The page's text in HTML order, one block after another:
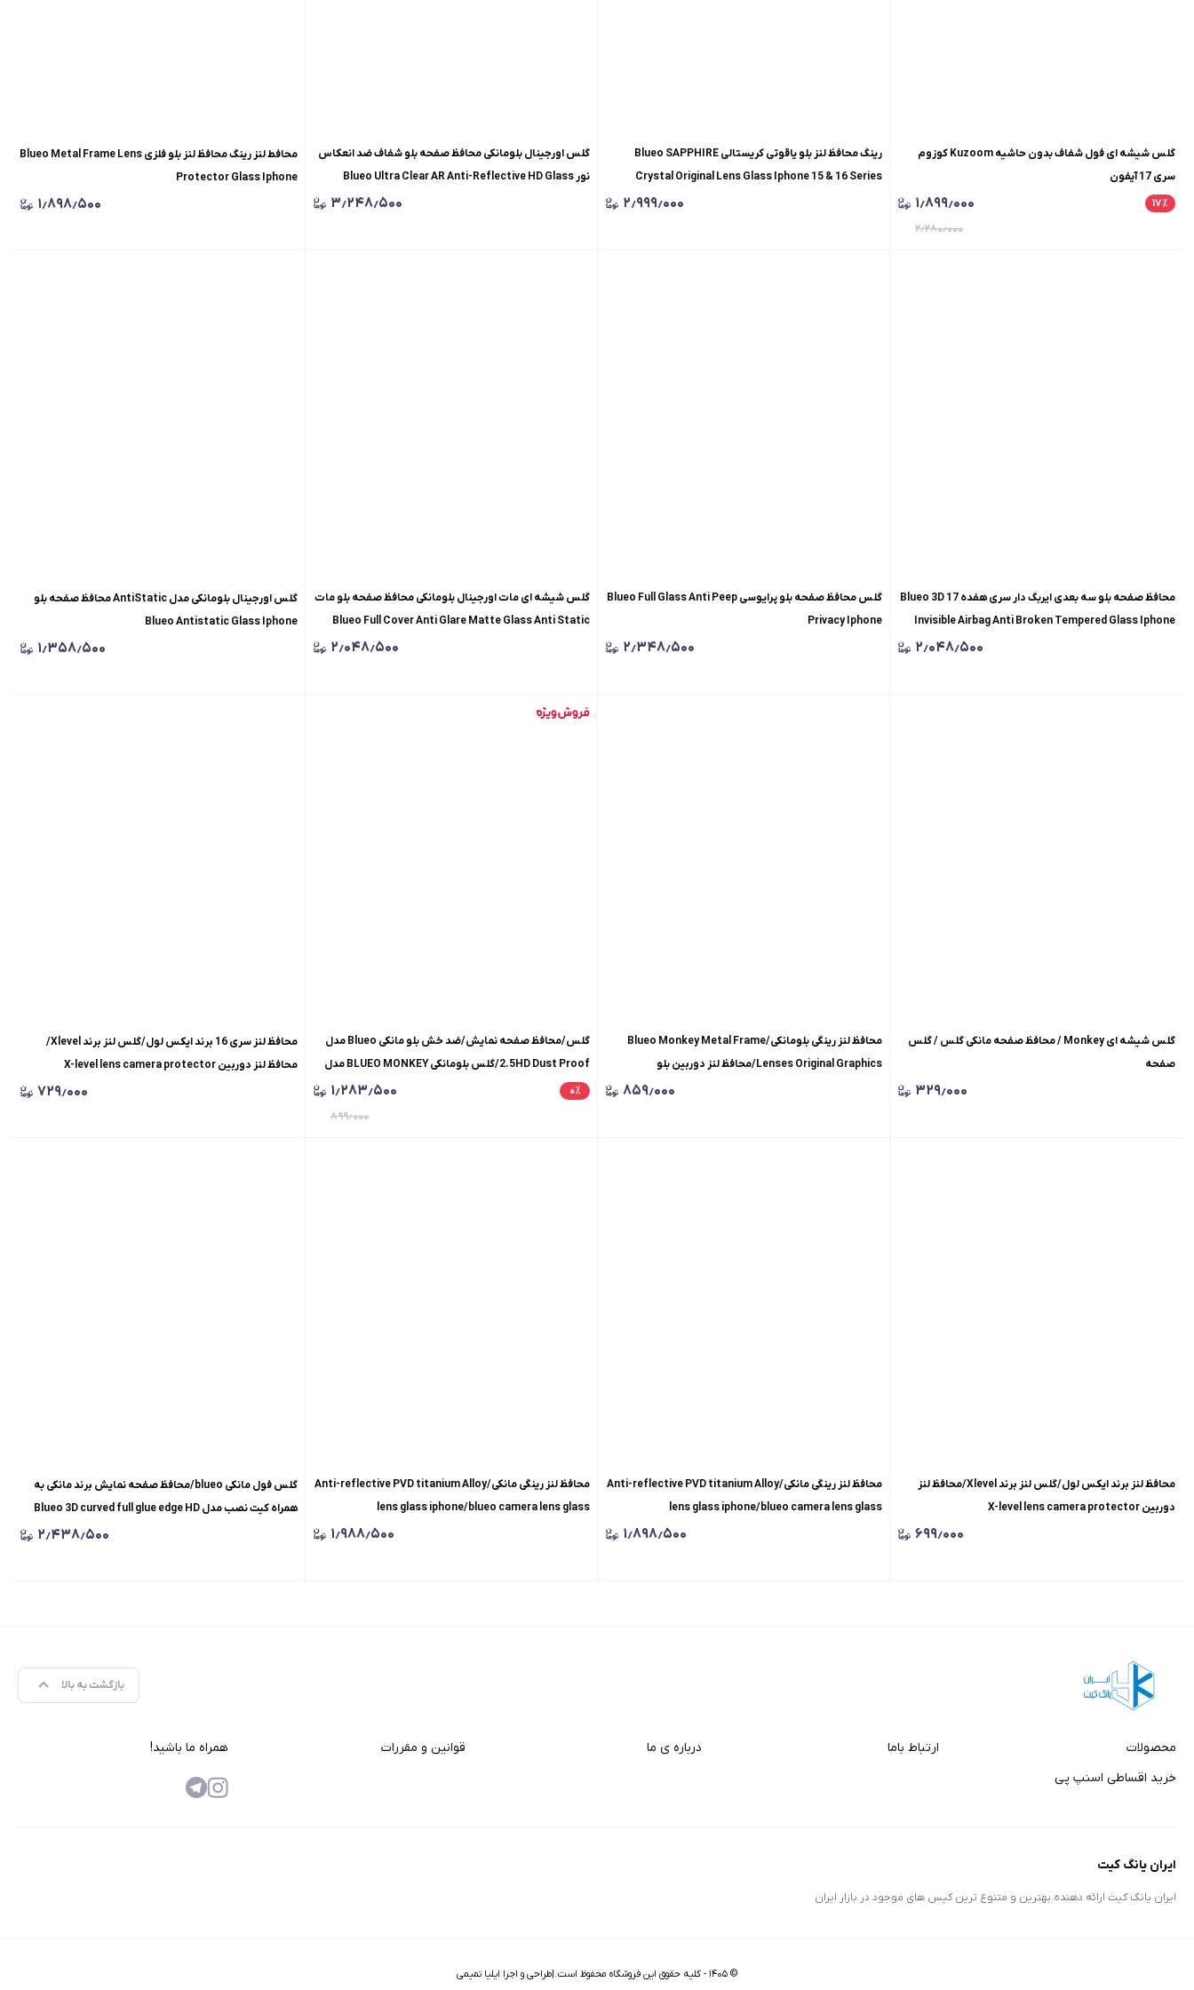
گلس شیشه ای فول شفاف بدون حاشیه Kuzoom کوزوم
سری 17 آیفون
۱۷٪ ۱٫۸۹۹٫۰۰۰
۲٫۲۸۰٫۰۰۰
رینگ محافظ لنز بلو یاقوتی کریستالی Blueo SAPPHIRE
Crystal Original Lens Glass Iphone 15 & 16 Series
۲٫۹۹۹٫۰۰۰
گلس اورجینال بلومانکی محافظ صفحه بلو شفاف ضد انعکاس
نور Blueo Ultra Clear AR Anti-Reflective HD Glass
۳٫۲۴۸٫۵۰۰
محافط لنز رینگ محافظ لنز بلو فلزی Blueo Metal Frame Lens
Protector Glass Iphone
۱٫۸۹۸٫۵۰۰
محافظ صفحه بلو سه بعدی ایربگ دار سری هفده 17 Blueo 3D
Invisible Airbag Anti Broken Tempered Glass Iphone
۲٫۰۴۸٫۵۰۰
گلس محافظ صفحه بلو پرایوسی Blueo Full Glass Anti Peep
Privacy Iphone
۲٫۳۴۸٫۵۰۰
گلس شیشه ای مات اورجینال بلومانکی محافظ صفحه بلو مات
Blueo Full Cover Anti Glare Matte Glass Anti Static
۲٫۰۴۸٫۵۰۰
گلس اورجینال بلومانکی مدل AntiStatic محافظ صفحه بلو
Blueo Antistatic Glass Iphone
۱٫۳۵۸٫۵۰۰
گلس شیشه ای Monkey / محافظ صفحه مانکی گلس / گلس
صفحه
۳۲۹٫۰۰۰
محافظ لنز رینگی بلومانکی/Blueo Monkey Metal Frame
Lenses Original Graphics/محافظ لنز دوربین بلو
۸۵۹٫۰۰۰
گلس/محافظ صفحه نمایش/ضد خش بلو مانکی Blueo مدل
2.5HD Dust Proof/گلس بلومانکی BLUEO MONKEY مدل
داست پروف
۰٪ ۱٫۲۸۳٫۵۰۰
۸۹۹٫۰۰۰
محافظ لنز سری 16 برند ایکس لول/گلس لنز برند Xlevel/
محافظ لنز دوربین X-level lens camera protector
۷۲۹٫۰۰۰
محافظ لنز برند ایکس لول/گلس لنز برند Xlevel/محافظ لنز
دوربین X-level lens camera protector
۶۹۹٫۰۰۰
محافظ لنز رینگی مانکی/Anti-reflective PVD titanium Alloy
lens glass iphone/blueo camera lens glass
۱٫۸۹۸٫۵۰۰
محافظ لنز رینگی مانکی/Anti-reflective PVD titanium Alloy
lens glass iphone/blueo camera lens glass
۱٫۹۸۸٫۵۰۰
گلس فول مانکی blueo/محافظ صفحه نمایش برند مانکی به
همراه کیت نصب مدل Blueo 3D curved full glue edge HD
۲٫۴۳۸٫۵۰۰
بازگشت به بالا
محصولات
خرید اقساطی اسنپ پی
ارتباط باما درباره ی ما قوانین و مقررات همراه ما باشید!
ایران یانگ کیت
ایران یانگ کیت ارائه دهنده بهترین و متنوع ترین کیس های موجود در بازار ایران
©۱۴۰۵ - کلیه حقوق این فروشگاه محفوظ است.|طراحی و اجرا ایلیا تمیمی